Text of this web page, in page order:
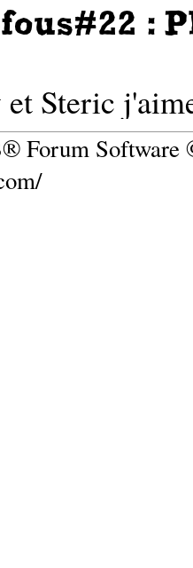
:
Steric
Forum